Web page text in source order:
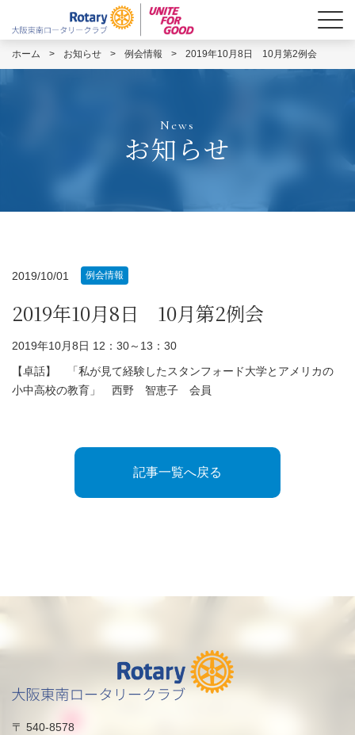
ホーム > お知らせ > 例会情報 > 2019年10月8日 10月第2例会
News
お知らせ
2019/10/01 例会情報
2019年10月8日 10月第2例会
2019年10月8日 12：30～13：30
【卓話】 「私が見て経験したスタンフォード大学とアメリカの
小中高校の教育」 西野 智恵子 会員
記事一覧へ戻る
〒 540-8578